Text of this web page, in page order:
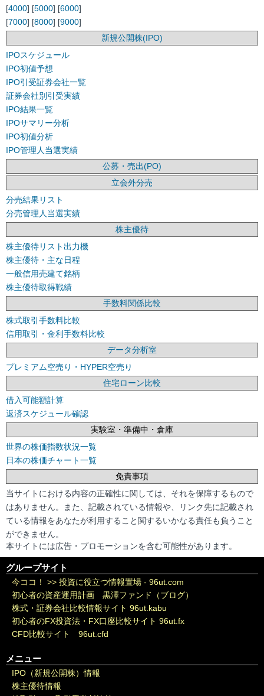
[4000] [5000] [6000]
[7000] [8000] [9000]
新規公開株(IPO)
IPOスケジュール
IPO初値予想
IPO引受証券会社一覧
証券会社別引受実績
IPO結果一覧
IPOサマリー分析
IPO初値分析
IPO管理人当選実績
公募・売出(PO)
立会外分売
分売結果リスト
分売管理人当選実績
株主優待
株主優待リスト出力機
株主優待・主な日程
一般信用売建て銘柄
株主優待取得戦績
手数料関係比較
株式取引手数料比較
信用取引・金利手数料比較
データ分析室
プレミアム空売り・HYPER空売り
住宅ローン比較
借入可能額計算
返済スケジュール確認
実験室・準備中・倉庫
世界の株価指数状況一覧
日本の株価チャート一覧
免責事項
当サイトにおける内容の正確性に関しては、それを保障するもので
はありません。また、記載されている情報や、リンク先に記載され
ている情報をあなたが利用すること関するいかなる責任も負うこと
ができません。
本サイトには広告・プロモーションを含む可能性があります。
グループサイト
今ココ！ >> 投資に役立つ情報置場 - 96ut.com
初心者の資産運用計画 黒澤ファンド（ブログ）
株式・証券会社比較情報サイト 96ut.kabu
初心者のFX投資法・FX口座比較サイト 96ut.fx
CFD比較サイト 96ut.cfd
メニュー
IPO（新規公開株）情報
株主優待情報